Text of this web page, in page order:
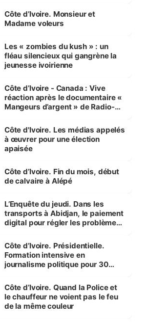
Côte d’Ivoire. Monsieur et
Madame voleurs
Les « zombies du kush » : un
fléau silencieux qui gangrène la
jeunesse ivoirienne
Côte d’Ivoire - Canada : Vive
réaction après le documentaire «
Mangeurs d’argent » de Radio-
Côte d'Ivoire. Les médias appelés
à œuvrer pour une élection
apaisée
Côte d’Ivoire. Fin du mois, début
de calvaire à Alépé
L’Enquête du jeudi. Dans les
transports à Abidjan, le paiement
digital pour régler les problèmes
Côte d’Ivoire. Présidentielle.
Formation intensive en
journalisme politique pour 30
Côte d’Ivoire. Quand la Police et
le chauffeur ne voient pas le feu
de la même couleur